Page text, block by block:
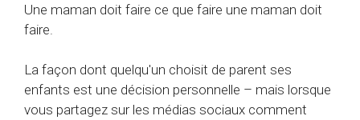
Une maman doit faire ce que faire une maman doit
faire.
La façon dont quelqu'un choisit de parent ses
enfants est une décision personnelle – mais lorsque
vous partagez sur les médias sociaux comment